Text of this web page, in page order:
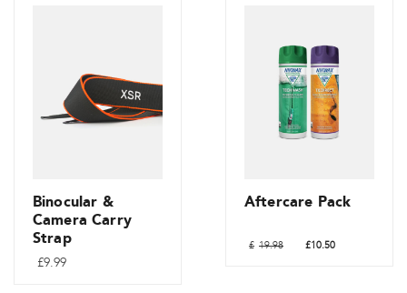
Binocular &
Camera Carry
Strap
£9.99
Aftercare Pack
£ 19.98
Původní
£10.50